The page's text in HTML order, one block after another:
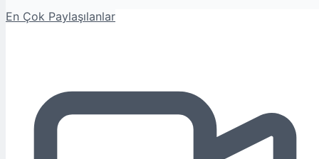
En Çok Paylaşılanlar